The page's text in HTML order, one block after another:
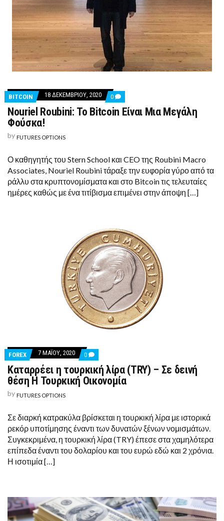
BITCOIN 18 ΔΕΚΕΜΒΡΊΟΥ, 2020 0 COMMENTS
ON
NOURIEL
ΜΕΓΆΛΗ
ΦΟΎΣΚΑ!
Nouriel Roubini: Το Bitcoin Είναι Μια Μεγάλη
Φούσκα!
by FUTURES OPTIONS
Ο καθηγητής του Stern School και CEO της Roubini Macro
Associates, Nouriel Roubini τάραξε την ευφορία γύρο από τα
ράλλυ στα κρυπτονομίσματα και στο Bitcoin τις τελευταίες
ημέρες καθώς με ένα τιτίβισμα επιμένει στην άποψη […]
FOREX 7 ΜΑΪ́ΟΥ, 2020 0 COMMENTS
ON
ΚΑΤΑΡΡΈΕΙ
Η
ΤΟΥΡΚΙΚΉ
ΣΕ
ΔΕΙΝΉ
ΘΈΣΗ
Η
ΤΟΥΡΚΙΚΉ
ΟΙΚΟΝΟΜΊΑ
Καταρρέει η τουρκική λίρα (TRY) – Σε δεινή
θέση Η Τουρκική Οικονομία
by FUTURES OPTIONS
Σε διαρκή κατρακύλα βρίσκεται η τουρκική λίρα με ιστορικά
ρεκόρ υποτίμησης έναντι των δυνατών ξένων νομισμάτων.
Συγκεκριμένα, η τουρκική λίρα (TRY) έπεσε στα χαμηλότερα
επίπεδα έναντι του δολαρίου και του ευρώ εδώ και 2 χρόνια.
Η ισοτιμία […]